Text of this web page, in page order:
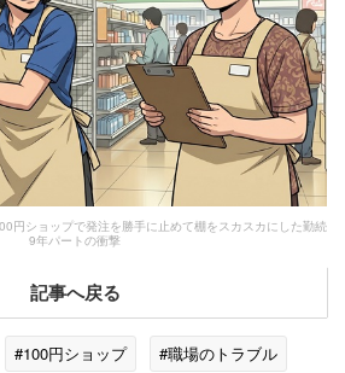
円ショップで発注を勝手に止めて棚をスカスカにした勤続
9年パートの衝撃
記事へ戻る
#100円ショップ
#職場のトラブル